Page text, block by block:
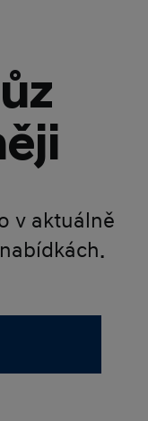
v aktuálně